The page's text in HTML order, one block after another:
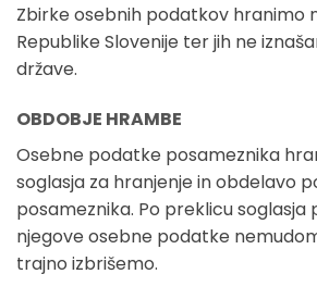
Zbirke osebnih podatkov hranimo
Republike Slovenije ter jih ne
države.
OBDOBJE HRAMBE
Osebne podatke posameznika
soglasja za hranjenje in obdelavo
posameznika. Po preklicu soglasja
njegove osebne podatke
trajno izbrišemo.